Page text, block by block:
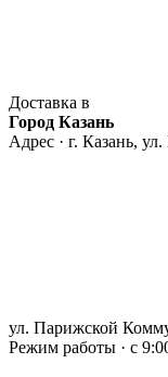
Доставка в
Город Казань
Адрес · г. Казань,
ул. Парижской
Режим работы · с